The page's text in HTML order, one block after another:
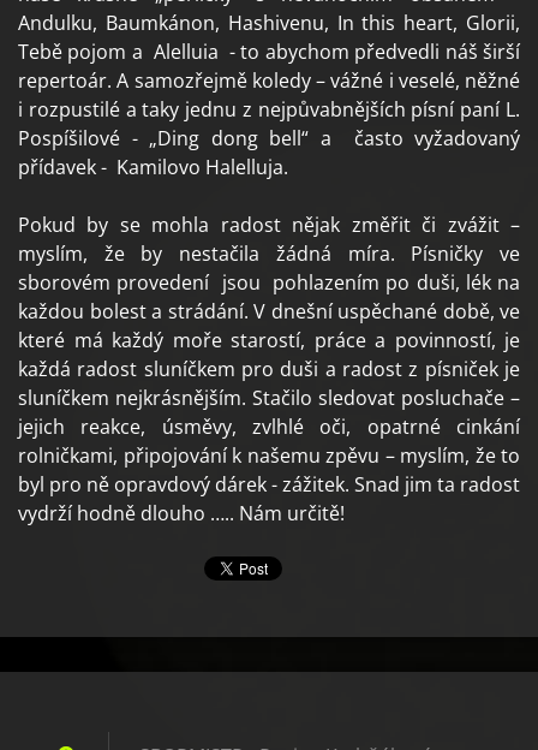
Andulku, Baumkánon, Hashivenu, In this heart, Glorii,
Tebě pojom a Alelluia - to abychom předvedli náš širší
repertoár. A samozřejmě koledy – vážné i veselé, něžné
i rozpustilé a taky jednu z nejpůvabnějších písní paní L.
Pospíšilové - „Ding dong bell“ a často vyžadovaný
přídavek - Kamilovo Halelluja.
Pokud by se mohla radost nějak změřit či zvážit –
myslím, že by nestačila žádná míra. Písničky ve
sborovém provedení jsou pohlazením po duši, lék na
každou bolest a strádání. V dnešní uspěchané době, ve
které má každý moře starostí, práce a povinností, je
každá radost sluníčkem pro duši a radost z písniček je
sluníčkem nejkrásnějším. Stačilo sledovat posluchače –
jejich reakce, úsměvy, zvlhlé oči, opatrné cinkání
rolničkami, připojování k našemu zpěvu – myslím, že to
byl pro ně opravdový dárek - zážitek. Snad jim ta radost
vydrží hodně dlouho ….. Nám určitě!